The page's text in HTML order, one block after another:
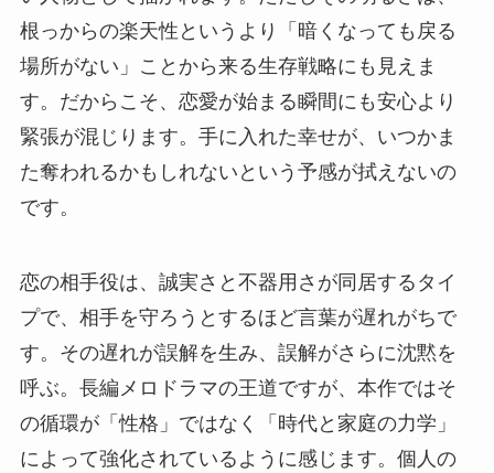
根っからの楽天性というより「暗くなっても戻る
場所がない」ことから来る生存戦略にも見えま
す。だからこそ、恋愛が始まる瞬間にも安心より
緊張が混じります。手に入れた幸せが、いつかま
た奪われるかもしれないという予感が拭えないの
です。
恋の相手役は、誠実さと不器用さが同居するタイ
プで、相手を守ろうとするほど言葉が遅れがちで
す。その遅れが誤解を生み、誤解がさらに沈黙を
呼ぶ。長編メロドラマの王道ですが、本作ではそ
の循環が「性格」ではなく「時代と家庭の力学」
によって強化されているように感じます。個人の